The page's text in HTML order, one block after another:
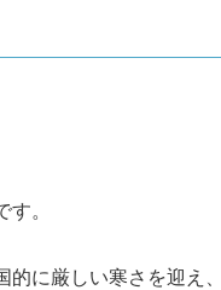
。
に厳しい寒さを迎え